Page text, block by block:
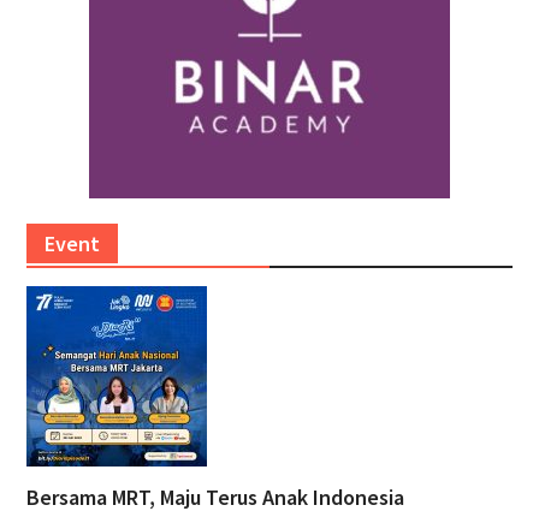
Event
Bersama MRT, Maju Terus Anak Indonesia